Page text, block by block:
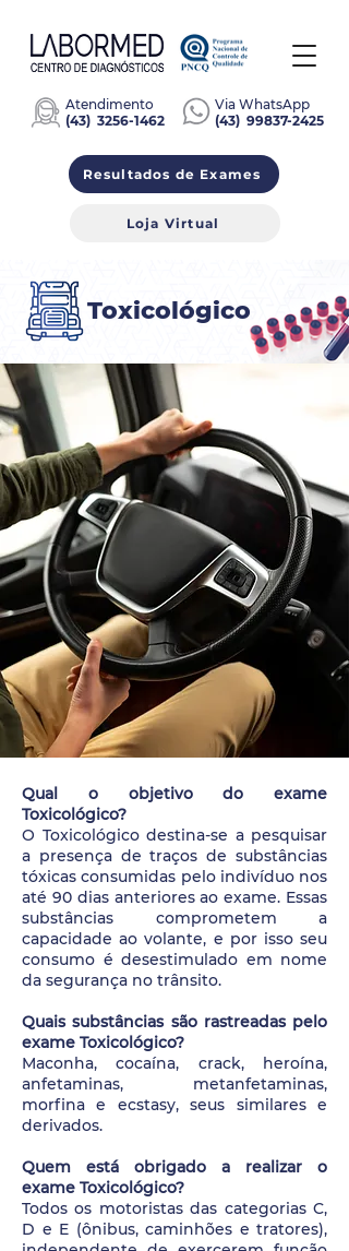
Atendimento
(43) 3256-1462
Via WhatsApp
(43) 99837-2425
Resultados de Exames
Loja Virtual
Toxicológico
Qual o objetivo do exame
Toxicológico?
O Toxicológico destina-se a pesquisar
a presença de traços de substâncias
tóxicas consumidas pelo indivíduo nos
até 90 dias anteriores ao exame. Essas
substâncias comprometem a
capacidade ao volante, e por isso seu
consumo é desestimulado em nome
da segurança no trânsito.
Quais substâncias são rastreadas pelo
exame Toxicológico?
Maconha, cocaína, crack, heroína,
anfetaminas, metanfetaminas,
morfina e ecstasy, seus similares e
derivados.
Quem está obrigado a realizar o
exame Toxicológico?
Todos os motoristas das categorias C,
D e E (ônibus, caminhões e tratores),